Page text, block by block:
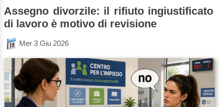
Assegno divorzile: il rifiuto ingiustificato
di lavoro è motivo di revisione
Mer 3 Giu 2026